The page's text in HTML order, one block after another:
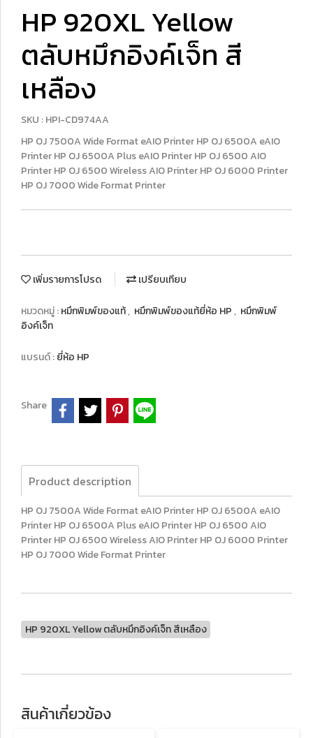
HP 920XL Yellow
ตลับหมึกอิงค์เจ็ท สี
เหลือง
SKU : HPI-CD974AA
HP OJ 7500A Wide Format eAIO Printer HP OJ 6500A eAIO
Printer HP OJ 6500A Plus eAIO Printer HP OJ 6500 AIO
Printer HP OJ 6500 Wireless AIO Printer HP OJ 6000 Printer
HP OJ 7000 Wide Format Printer
เพิ่มรายการโปรด เปรียบเทียบ
หมวดหมู่ :หมึกพิมพ์ของแท้, หมึกพิมพ์ของแท้ยี่ห้อ HP , หมึกพิมพ์
อิงค์เจ็ท
แบรนด์ :ยี่ห้อ HP
Share
Product description
HP OJ 7500A Wide Format eAIO Printer HP OJ 6500A eAIO
Printer HP OJ 6500A Plus eAIO Printer HP OJ 6500 AIO
Printer HP OJ 6500 Wireless AIO Printer HP OJ 6000 Printer
HP OJ 7000 Wide Format Printer
HP 920XL Yellow ตลับหมึกอิงค์เจ็ท สีเหลือง
สินค้าเกี่ยวข้อง